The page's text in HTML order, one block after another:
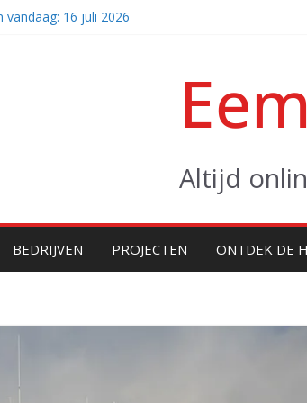
vandaag: 16 juli 2026
Altera klaar voor eerste project
Altijd
BEDRIJVEN PROJECTEN ONTDEK DE